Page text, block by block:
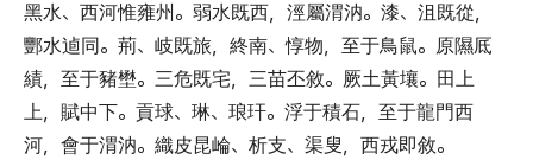
黑水、 西河惟雍州 。 弱水既西， 涇屬渭汭。 漆、 沮既從，
酆水逌同。 荊、 岐既旅， 終南、惇物， 至于鳥鼠。 原隰厎
績， 至于豬壄。 三危既宅， 三苗丕敘。 厥土黃壤。 田上
上， 賦中下。 貢球、 琳、 琅玕。 浮于積石， 至于龍門西
河， 會于渭汭。 織皮昆崘、 析支、 渠叟， 西戎即敘。